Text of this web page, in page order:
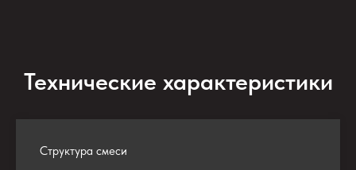
Технические характеристики
Структура смеси